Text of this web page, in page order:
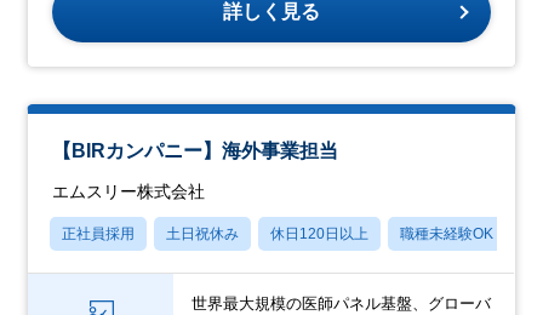
詳しく見る
【BIRカンパニー】海外事業担当
エムスリー株式会社
正社員採用 土日祝休み 休日120日以上 職種未経験OK
世界最大規模の医師パネル基盤、グローバ